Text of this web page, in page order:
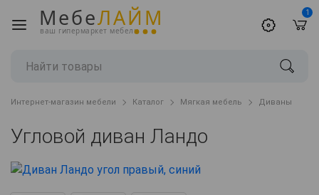
МебеЛАЙМ
ваш гипермаркет мебели
1
Интернет-магазин мебели Каталог Мягкая мебель Диваны
Угловой диван Ландо